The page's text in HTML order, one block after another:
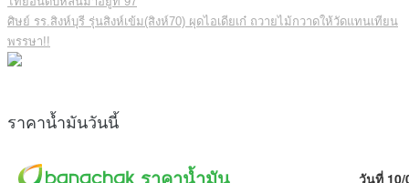
ศิษย์ รร.สิงห์บุรี รุ่นสิงห์เข้ม(สิงห์70) ผุดไอเดียเก๋ ถวายไม้กวาดให้วัดแทนเทียน
พรรษา!!
ราคาน้ำมันวันนี้